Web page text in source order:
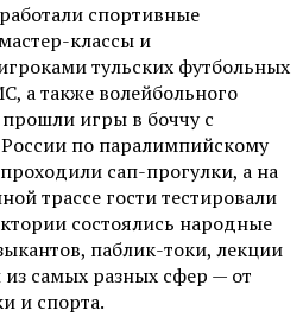
спортивные
классы и
тульских футбольных
а также волейбольного
игры в боччу с
по паралимпийскому
сап-прогулки, а на
трассе гости тестировали
состоялись народные
паблик-токи, лекции
самых разных сфер — от
и спорта.